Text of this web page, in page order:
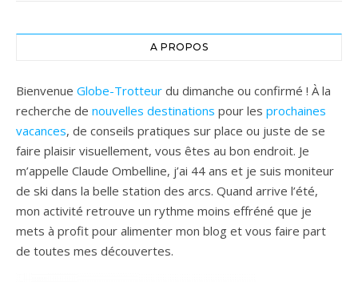
A PROPOS
Bienvenue Globe-Trotteur du dimanche ou confirmé ! À la
recherche de nouvelles destinations pour les prochaines
vacances, de conseils pratiques sur place ou juste de se
faire plaisir visuellement, vous êtes au bon endroit. Je
m’appelle Claude Ombelline, j’ai 44 ans et je suis moniteur
de ski dans la belle station des arcs. Quand arrive l’été,
mon activité retrouve un rythme moins effréné que je
mets à profit pour alimenter mon blog et vous faire part
de toutes mes découvertes.